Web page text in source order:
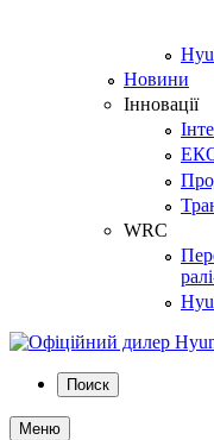
Новини
Інновації
WRC
Поиск
Меню